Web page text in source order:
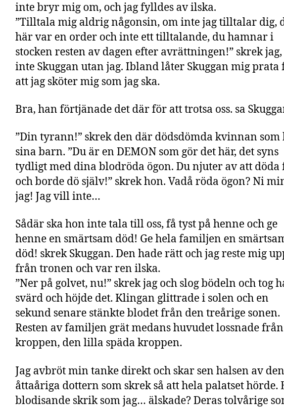
inte bryr mig om, och jag fylldes av ilska.
”Tilltala mig aldrig någonsin, om inte jag tilltalar dig,
här var en order och inte ett tilltalande, du hamnar i
stocken resten av dagen efter avrättningen!” skrek jag,
inte Skuggan utan jag. Ibland låter Skuggan mig prata
att jag sköter mig som jag ska.
Bra, han förtjänade det där för att trotsa oss. sa
”Din tyrann!” skrek den där dödsdömda kvinnan som
sina barn. ”Du är en DEMON som gör det här, det syns
tydligt med dina blodröda ögon. Du njuter av att döda
och borde dö själv!” skrek hon. Vadå röda ögon? Ni
jag! Jag vill inte…
Sådär ska hon inte tala till oss, få tyst på henne och ge
henne en smärtsam död! Ge hela familjen en
död! skrek Skuggan. Den hade rätt och jag reste mig
från tronen och var ren ilska.
”Ner på golvet, nu!” skrek jag och slog bödeln och tog
svärd och höjde det. Klingan glittrade i solen och en
sekund senare stänkte blodet från den treårige sonen.
Resten av familjen grät medans huvudet lossnade från
kroppen, den lilla späda kroppen.
Jag avbröt min tanke direkt och skar sen halsen av den
åttaåriga dottern som skrek så att hela palatset hörde.
blodisande skrik som jag… älskade? Deras tolvårige